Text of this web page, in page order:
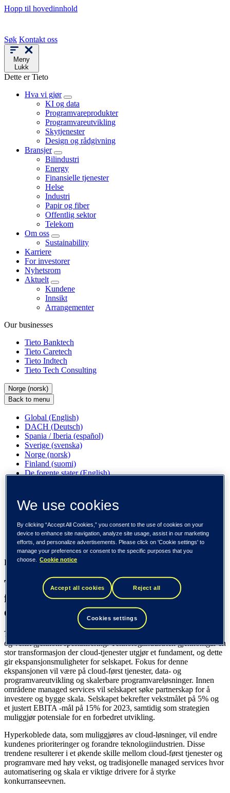
Hopp til hovedinnhold
Søk Kontakt oss
Meny
Lukk
Dette er Tieto
Hva vi gjør
KI og data
Programvareprodukter
Programvareutvikling
Skytjenester
Design og rådgivning
Bransjer
Bilindustri
Energy
Finansielle tjenester
Helse
Industri
Papir og fiber
Offentlig sektor
Telekom
Om oss
Sustainability
Karriere
For investorer
Nyhetsrom
Aktuelt
Kundene
Innsikt
Arrangementer
Our businesses
Tieto Banktech
Tieto Caretech
Tieto Indtech
Tieto Tech Consulting
Norge (norsk)
Back to menu
Global (English)
DACH (Deutsch)
Spania / Iberia (español)
Sverige (svenska)
Norge (norsk)
Finland (suomi)
De forente stater (English)
Nyhetsrom
ekspansjonsdrevet
Nyhetsrom
Pressemelding, 13 oktober 2021
TietoEVRY lanserer ny strategi –
fokusert, spesialisert og
ekspansjonsdrevet
TietoEVRY lanserer i dag en ny strategi for å skape økt kundeverdi
og vekst gjennom spesialisering. Teknologiindustrien gjennomgår en
stor transformasjon der cloud-tjenester utgjør et fundament, og dette
gir ekspansjonsmuligheter for selskapet. Fokus for denne
ekspansjonen vil være på cloud-først tjenester, data- og
programvareutvikling og skalerbare programvareløsninger. Innen
områdene managed services vil selskapet søke partnerskap for å
investere og bygge skala. Selskapet bekrefter vekstmålet på 5% og
et justert EBITA -mål på 15% for 2023, samtidig som strategien
muliggjør potensiale for en forbedret utvikling.
Hyperkoblede data, som muliggjøres av cloud-løsninger, vil endre
kundenes prioriteringer og forandre teknologiindustrien. Disse
trendene resulterer i et økende skille mellom cloud-først tjenester og
programvare med høy vekst, og tradisjonelle managed services hvor
automatisering og skala er viktige drivere for å styrke
konkurranseevnen.
We use cookies
By clicking “Accept All Cookies,” you consent to the use of cookies on your
device to enhance site navigation, analyze site usage, assist in our marketing
efforts, and personalize advertisements. Please click on 'Cookie settings' to
manage your preferences or consent to the specific purposes that you
choose.
Cookie notice
Accept all cookies Reject all
Cookies settings